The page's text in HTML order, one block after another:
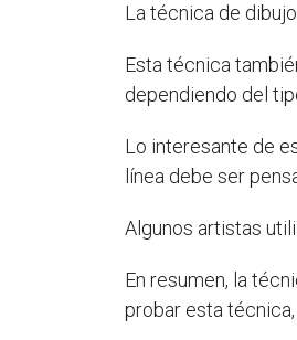
La técnica de
Esta técnica
dependiendo del
Lo interesante de
línea debe ser
Algunos artistas
En resumen, la
probar esta